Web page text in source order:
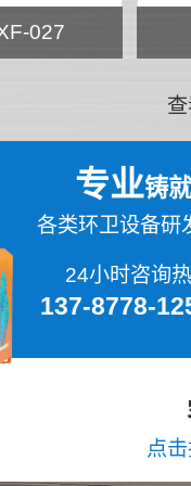
027
专业铸
各类环卫设备研
24小时咨询
137-8778-
点